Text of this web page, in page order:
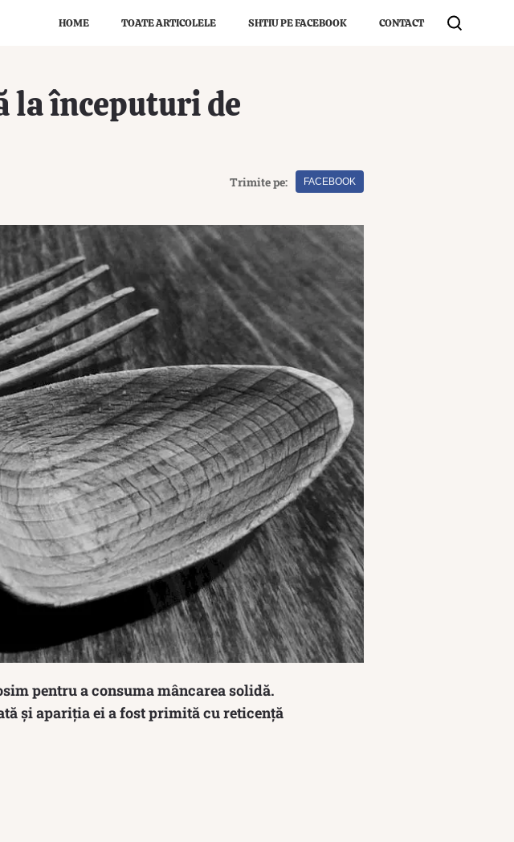
HOME TOATE ARTICOLELE SHTIU PE FACEBOOK CONTACT
la începuturi de
Trimite pe: FACEBOOK
pentru a consuma mâncarea solidă.
și apariția ei a fost primită cu reticență